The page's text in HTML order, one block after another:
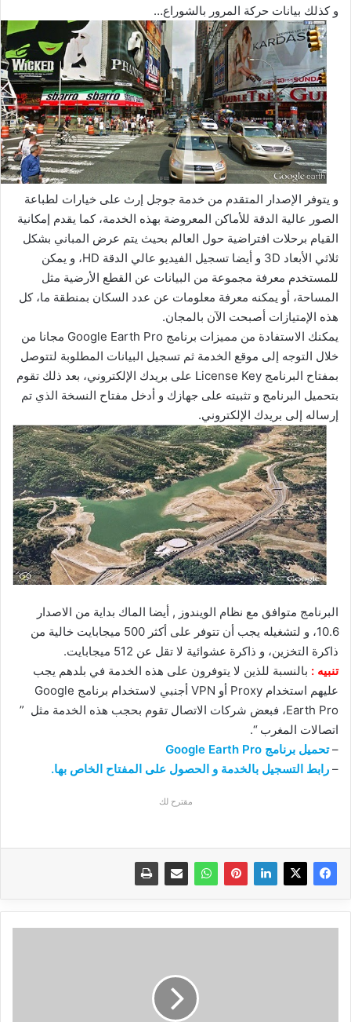
و كذلك بيانات حركة المرور بالشوراع…
و يتوفر الإصدار المتقدم من خدمة جوجل إرث على خيارات لطباعة
الصور عالية الدقة للأماكن المعروضة بهذه الخدمة، كما يقدم إمكانية
القيام برحلات افتراضية حول العالم بحيث يتم عرض المباني بشكل
ثلاثي الأبعاد 3D و أيضا تسجيل الفيديو عالي الدقة HD، و يمكن
للمستخدم معرفة مجموعة من البيانات عن القطع الأرضية مثل
المساحة، أو يمكنه معرفة معلومات عن عدد السكان بمنطقة ما، كل
هذه الإمتيازات أصبحت الآن بالمجان.
يمكنك الاستفادة من مميزات برنامج Google Earth Pro مجانا من
خلال التوجه إلى موقع الخدمة ثم تسجيل البيانات المطلوبة لتتوصل
بمفتاح البرنامج License Key على بريدك الإلكتروني، بعد ذلك تقوم
بتحميل البرنامج و تثبيته على جهازك و أدخل مفتاح النسخة الذي تم
إرساله إلى بريدك الإلكتروني.
البرنامج متوافق مع نظام الويندوز , أيضا الماك بداية من الاصدار
10.6، و لتشغيله يجب أن تتوفر على أكثر 500 ميجابايت
خالية من
ذاكرة التخزين، و ذاكرة عشوائية لا تقل عن 512 ميجابايت.
تنبيه : بالنسبة للذين لا يتوفرون على هذه الخدمة في بلدهم يجب
عليهم استخدام Proxy أو VPN أجنبي لاستخدام برنامج Google
Earth Pro، فبعض شركات الاتصال تقوم بحجب هذه الخدمة مثل ”
اتصالات المغرب “.
–تحميل برنامج Google Earth Pro
– رابط التسجيل بالخدمة و الحصول على المفتاح الخاص بها.
مقترح لك